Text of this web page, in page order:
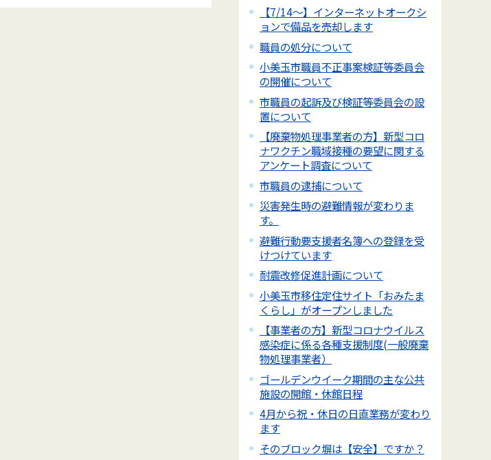
【7/14～】インターネットオークシ
ョンで備品を売却します
職員の処分について
小美玉市職員不正事案検証等委員会
の開催について
市職員の起訴及び検証等委員会の設
置について
【廃棄物処理事業者の方】新型コロ
ナワクチン職域接種の要望に関する
アンケート調査について
市職員の逮捕について
災害発生時の避難情報が変わりま
す。
避難行動要支援者名簿への登録を受
けつけています
耐震改修促進計画について
小美玉市移住定住サイト「おみたま
くらし」がオープンしました
【事業者の方】新型コロナウイルス
感染症に係る各種支援制度(一般廃棄
物処理事業者）
ゴールデンウイーク期間の主な公共
施設の開館・休館日程
4月から祝・休日の日直業務が変わり
ます
そのブロック塀は【安全】ですか？